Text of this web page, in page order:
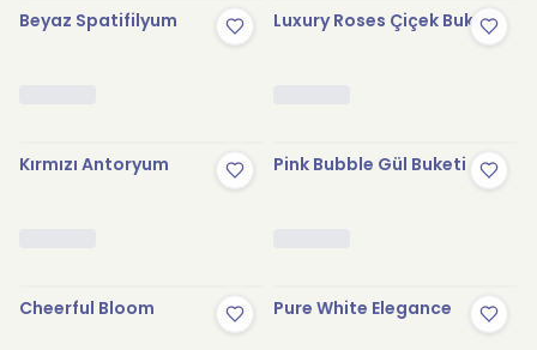
Beyaz Spatifilyum Luxury Roses Çiçek Buketi
Kırmızı Antoryum Pink Bubble Gül Buketi
Cheerful Bloom Pure White Elegance